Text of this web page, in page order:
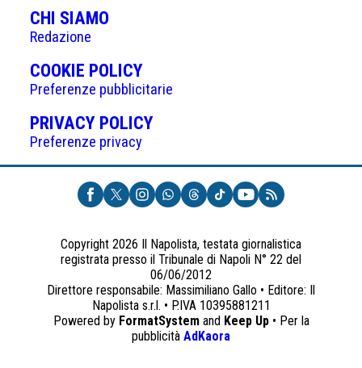
CHI SIAMO
Redazione
COOKIE POLICY(APRE
IN
UNA
NUOVA
Preferenze pubblicitarie
PRIVACY POLICY(APRE
UNA
NUOVA
SCHEDA)
Preferenze privacy
Copyright 2026 Il Napolista, testata giornalistica
registrata presso il Tribunale di Napoli N° 22 del
06/06/2012
Direttore responsabile: Massimiliano Gallo • Editore: Il
Napolista s.r.l. • P.IVA 10395881211
Powered by FormatSystemand Keep Up• Per la
pubblicità AdKaora